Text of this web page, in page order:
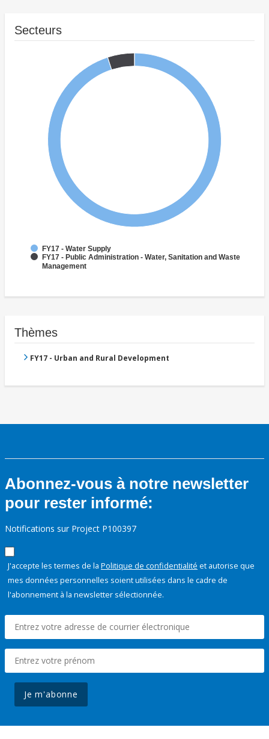
Secteurs
FY17 - Water Supply
FY17 - Public Administration - Water, Sanitation and Waste
Management
Thèmes
FY17 - Urban and Rural Development
Abonnez-vous à notre newsletter
pour rester informé:
Notifications sur Project P100397
J'accepte les termes de la Politique de confidentialité et autorise que
mes données personnelles soient utilisées dans le cadre de
l'abonnement à la newsletter sélectionnée.
Je m'abonne